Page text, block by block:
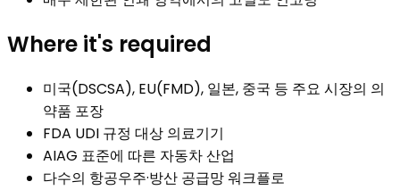
Where it's required
미국(DSCSA), EU(FMD), 일본, 중국 등 주요 시장의 의
약품 포장
FDA UDI 규정 대상 의료기기
AIAG 표준에 따른 자동차 산업
다수의 항공우주·방산 공급망 워크플로